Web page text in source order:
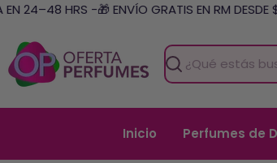
Saltar
contenido
24–48 HRS -🎁 ENVÍO GRATIS EN RM DESDE
Buscar
Inicio Perfumes de